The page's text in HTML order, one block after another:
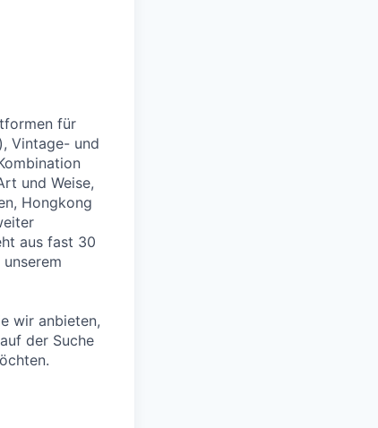
für
Vintage- und
und Weise,
Hongkong
aus fast 30
wir anbieten,
der Suche